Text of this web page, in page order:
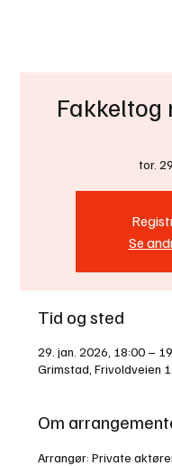
tor.
Se
Tid og sted
29. jan. 2026, 18:00 –
Grimstad, Frivoldveien
Om
Arrangør: Private